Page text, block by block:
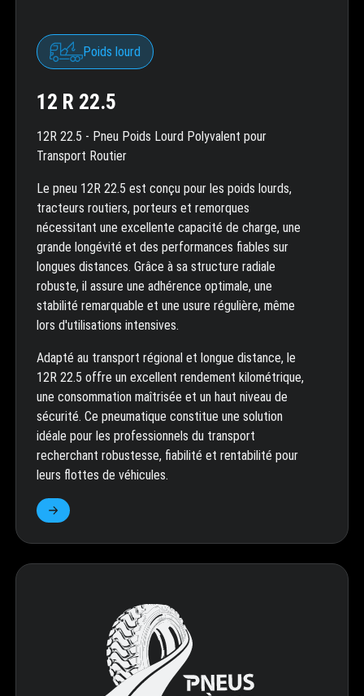
Poids lourd
12 R 22.5
12R 22.5 - Pneu Poids Lourd Polyvalent pour
Transport Routier
Le pneu 12R 22.5 est conçu pour les poids lourds,
tracteurs routiers, porteurs et remorques
nécessitant une excellente capacité de charge, une
grande longévité et des performances fiables sur
longues distances. Grâce à sa structure radiale
robuste, il assure une adhérence optimale, une
stabilité remarquable et une usure régulière, même
lors d'utilisations intensives.
Adapté au transport régional et longue distance, le
12R 22.5 offre un excellent rendement kilométrique,
une consommation maîtrisée et un haut niveau de
sécurité. Ce pneumatique constitue une solution
idéale pour les professionnels du transport
recherchant robustesse, fiabilité et rentabilité pour
leurs flottes de véhicules.